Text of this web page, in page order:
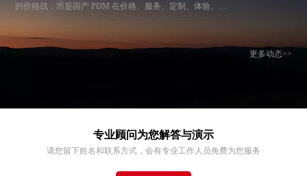
的价格战，而是国产 PDM 在价格、服务、定制、体验、…
更多动态>>
专业顾问为您解答与演示
请您留下姓名和联系方式，会有专业工作人员免费为您服务